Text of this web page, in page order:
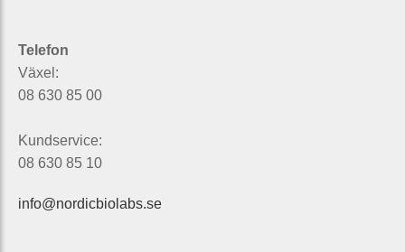
Telefon
Växel:
08 630 85 00
Kundservice:
08 630 85 10
info@nordicbiolabs.se